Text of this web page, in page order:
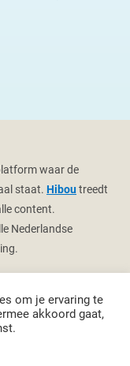
waar de
staat. Hiboutreedt
content.
Nederlandse
om je ervaring te
akkoord gaat,